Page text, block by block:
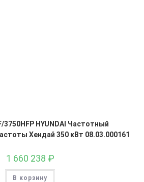
3750HFP HYUNDAI Частотный
Хендай 350 кВт 08.03.000161
1 660 238 ₽
В корзину